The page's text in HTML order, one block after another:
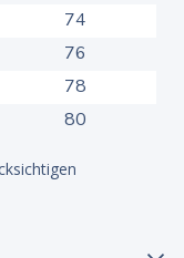
74
76
78
80